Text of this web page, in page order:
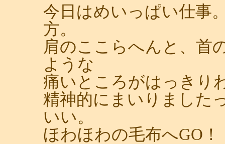
今日はめいっぱい仕事
方。
肩のここらへんと、首
ような
痛いところがはっきり
精神的にまいりました
いい。
ほわほわの毛布へGO！